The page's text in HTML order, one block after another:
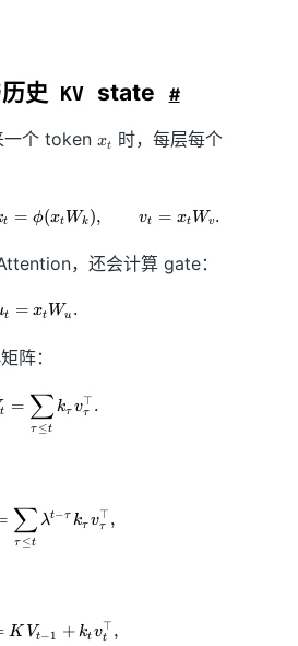
史 KV state #
一个 token x
xt
时，每层每个
q_t=\phi(x_tW_q),\qquad
t = ϕ(xt Wk ), vt = xt Wv .
，还会计算 gate：
u_t=x_tW_u.
t = xt Wu .
阵：
KV_t = \sum_{\tau\le t} k_\tau
t =
τ ≤t
∑ kτ vτ
⊤ .
KV_t = \sum_{\tau\le t}
τ ≤t
∑ λt−τ kτ vτ
⊤ ,
KV_t=KV_{t-1}+k_tv_t^\top,
K Vt−1 + kt vt
⊤ ,